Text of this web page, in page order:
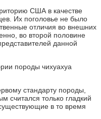
США в качестве
Их поголовье не было
отличия во внешних
во второй половине
данной
породы чихуахуа
стандарту породы,
считался только гладкий
в то время